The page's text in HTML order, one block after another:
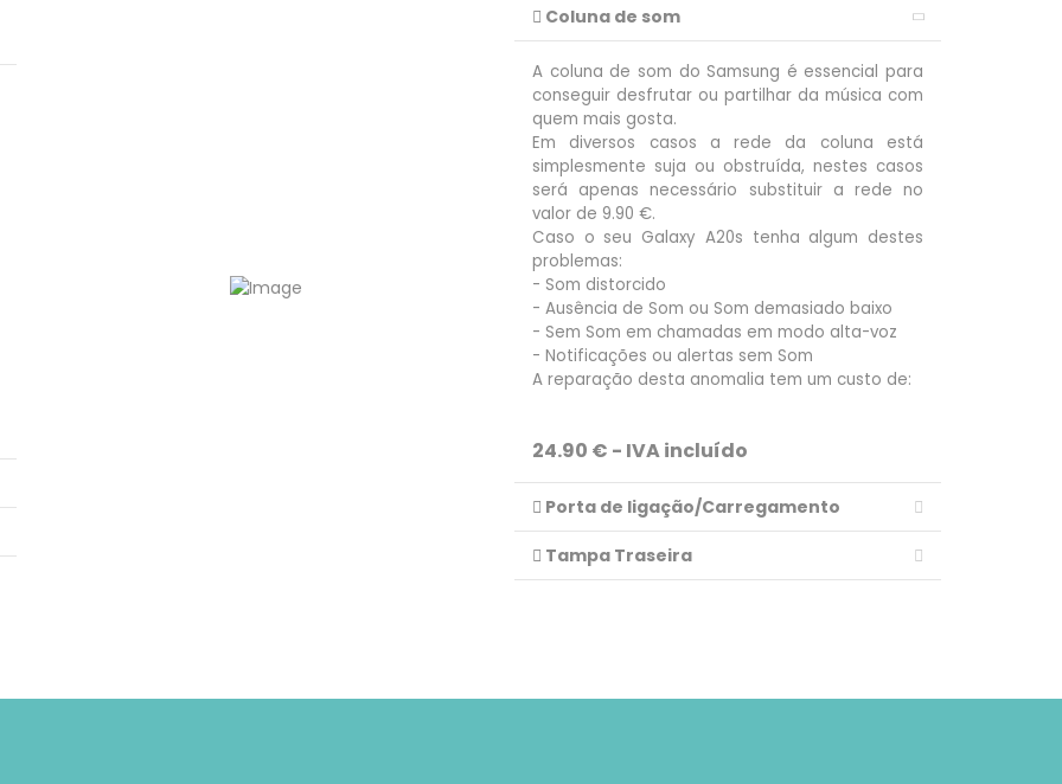
Coluna de som
A coluna de som do Samsung é essencial para
conseguir desfrutar ou partilhar da música com
quem mais gosta.
Em diversos casos a rede da coluna está
simplesmente suja ou obstruída, nestes casos
será apenas necessário substituir a rede no
valor de 9.90 €.
Caso o seu Galaxy A20s tenha algum destes
problemas:
- Som distorcido
- Ausência de Som ou Som demasiado baixo
- Sem Som em chamadas em modo alta-voz
- Notificações ou alertas sem Som
A reparação desta anomalia tem um custo de:
24.90 € - IVA incluído
Porta de ligação/Carregamento
Tampa Traseira